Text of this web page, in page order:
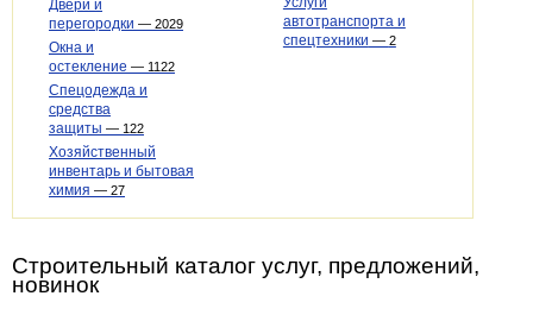
Двери и
перегородки — 2029
Окна и
остекление — 1122
Спецодежда и
средства
защиты — 122
Хозяйственный
инвентарь и бытовая
химия — 27
автотранспорта и
спецтехники — 2
Строительный каталог услуг, предложений,
новинок